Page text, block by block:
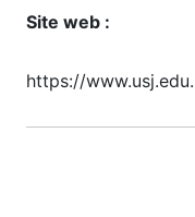
Site web :
https://